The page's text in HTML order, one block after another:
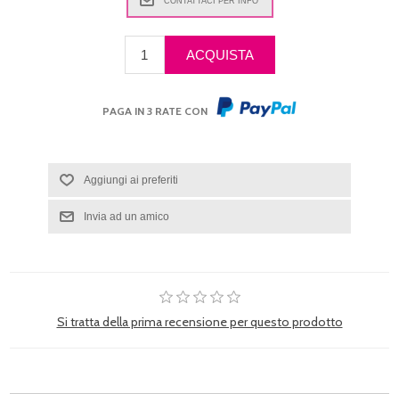
PAGA IN 3 RATE CON
Si tratta della prima recensione per questo prodotto